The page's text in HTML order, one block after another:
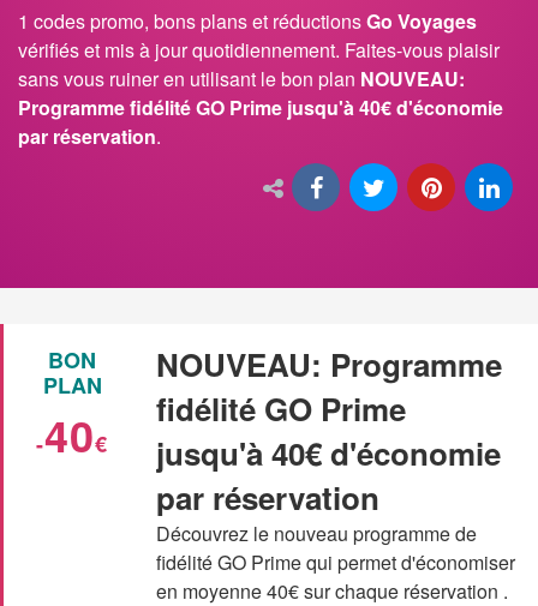
1 codes promo, bons plans et réductionsGo Voyages
vérifiés et mis à jour quotidiennement. Faites-vous plaisir
sans vous ruiner en utilisant le bon plan NOUVEAU:
Programme fidélité GO Prime jusqu'à 40€ d'économie
par réservation.
BON
PLAN
-40€
NOUVEAU: Programme
fidélité GO Prime
jusqu'à 40€ d'économie
par réservation
Découvrez le nouveau programme de
fidélité GO Prime qui permet d'économiser
en moyenne 40€ sur chaque réservation .